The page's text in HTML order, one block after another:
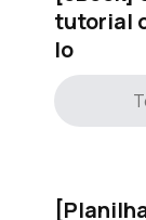
tutorial
lo